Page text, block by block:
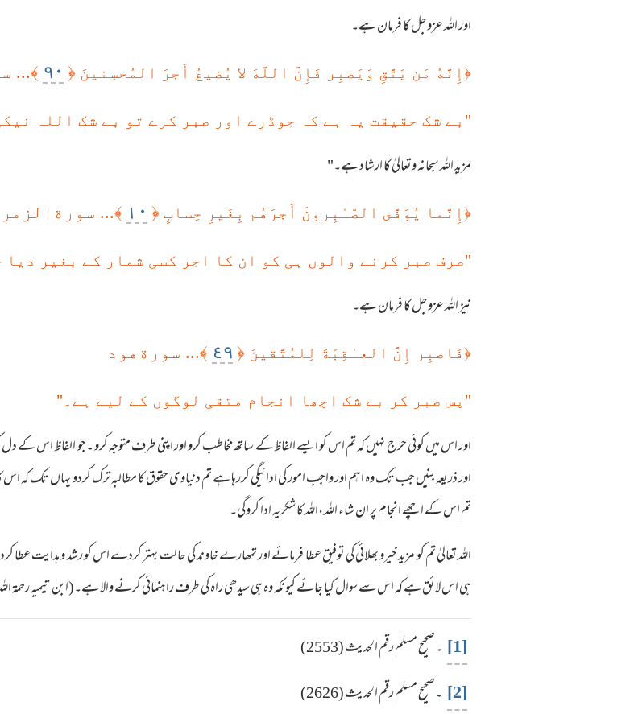
اور اللہ عزوجل کا فرمان ہے۔
﴿ إِنَّهُ مَن يَتَّقِ وَيَصبِر فَإِنَّ اللَّهَ لا يُضيعُ أَجرَ المُحسِنينَ ﴿ ٩٠ ﴾...
"بے شک حقیقت یہ ہے کہ جوڈرے اور صبر کرے تو بے شک اللہ
مزید اللہ سبحانہ وتعالیٰ کا ارشاد ہے۔"
﴿ إِنَّما يُوَفَّى الصّـٰبِرونَ أَجرَهُم بِغَيرِ حِسابٍ ﴿ ١٠ ﴾... سورةالزمر
"صرف صبر کرنے والوں ہی کو ان کا اجر کسی شمار کے بغیر دیا
نیز اللہ عزوجل کا فرمان ہے۔
﴿فَاصبِر إِنَّ العـٰقِبَةَ لِلمُتَّقينَ ﴿ ٤٩ ﴾... سورةهود
"پس صبر کر بے شک اچھا انجام متقی لوگوں کے لیے ہے۔"
اور اس میں کوئی حرج نہیں کہ تم اس کو ایسے الفاظ کے ساتھ مخاطب کرو اور اپنی طرف متوجہ کرو ۔جو الفاظ اس
اور ذریعہ بنیں جب تک وہ اہم اور واجب امور کی ادائیگی کررہا ہے تم دنیاوی حقوق کا مطالبہ ترک کردو یہاں
تم اس کے اچھے انجام پر ان شاء اللہ ،اللہ کا شکریہ ادا کروگی۔
اللہ تعالیٰ تم کو مزید خیرو بھلائی کی توفیق عطا فرمائے اور تمھارے خاوند کی حالت بہتر کردے اس کو رشد و ہدایت عطا
ہی اس لائق ہے کہ اس سے سوال کیا جائے کیونکہ وہ ہی سیدھی راہ کی طرف راہنمائی کرنے والا ہے۔(ابن تیمیہ رحمۃ
[1] ۔صحیح مسلم رقم الحدیث (2553)
[2] ۔صحیح مسلم رقم الحدیث (2626)